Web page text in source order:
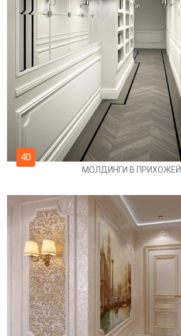
40
МОЛДИНГИ В ПРИХОЖЕЙ